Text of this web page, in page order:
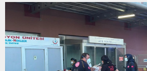
inceleme ve arama çalışmaları devam